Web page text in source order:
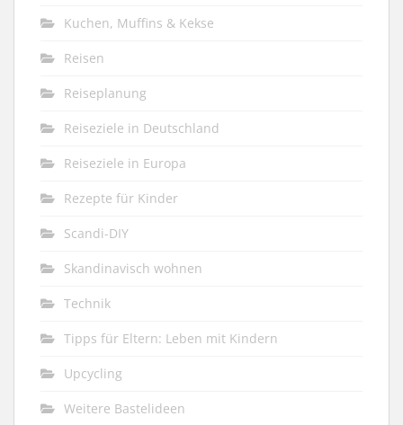
Kuchen, Muffins & Kekse
Reisen
Reiseplanung
Reiseziele in Deutschland
Reiseziele in Europa
Rezepte für Kinder
Scandi-DIY
Skandinavisch wohnen
Technik
Tipps für Eltern: Leben mit Kindern
Upcycling
Weitere Bastelideen